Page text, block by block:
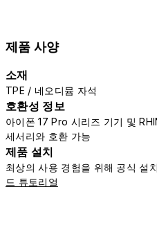
제품 사양
소재
TPE / 네오디뮴 자석
호환성 정보
아이폰 17 Pro 시리즈 기기 및
세서리와 호환 가능
제품 설치
최상의 사용 경험을 위해 공식 설
드 튜토리얼